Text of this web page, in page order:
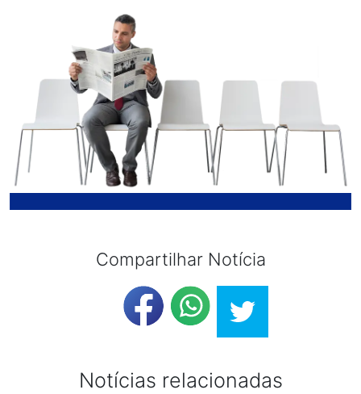
Compartilhar Notícia
Notícias relacionadas